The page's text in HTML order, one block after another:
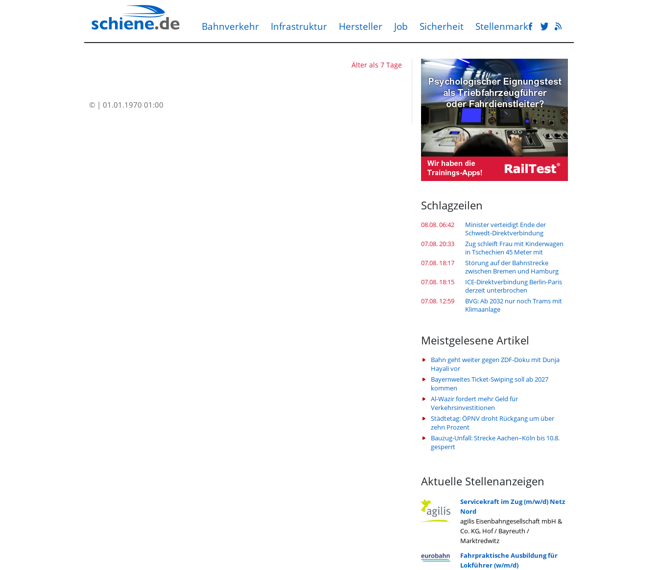
Bahnverkehr Infrastruktur Hersteller Job Sicherheit Stellenmarkt
Älter als 7 Tage
© | 01.01.1970 01:00
Schlagzeilen
08.08. 06:42
Minister verteidigt Ende der
Schwedt-Direktverbindung
07.08. 20:33
Zug schleift Frau mit Kinderwagen
in Tschechien 45 Meter mit
07.08. 18:17
Störung auf der Bahnstrecke
zwischen Bremen und Hamburg
07.08. 18:15
ICE-Direktverbindung Berlin-Paris
derzeit unterbrochen
07.08. 12:59
BVG: Ab 2032 nur noch Trams mit
Klimaanlage
Meistgelesene Artikel
Bahn geht weiter gegen ZDF-Doku mit Dunja
Hayali vor
Bayernweites Ticket-Swiping soll ab 2027
kommen
Al-Wazir fordert mehr Geld für
Verkehrsinvestitionen
Städtetag: ÖPNV droht Rückgang um über
zehn Prozent
Bauzug-Unfall: Strecke Aachen–Köln bis 10.8.
gesperrt
Aktuelle Stellenanzeigen
Servicekraft im Zug (m/w/d) Netz
Nord
agilis Eisenbahngesellschaft mbH &
Co. KG, Hof / Bayreuth /
Marktredwitz
Fahrpraktische Ausbildung für
Lokführer (w/m/d)